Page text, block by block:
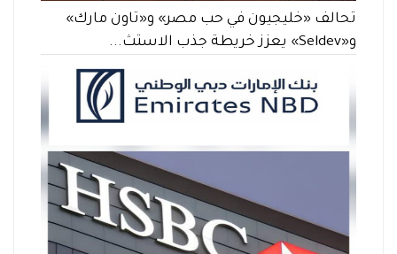
تحالف «خليجيون في حب مصر» و«تاون مارك»
و«Seldev» يعزز خريطة جذب الاستث...